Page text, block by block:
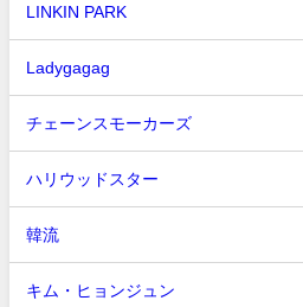
LINKIN PARK
Ladygagag
チェーンスモーカーズ
ハリウッドスター
韓流
キム・ヒョンジュン